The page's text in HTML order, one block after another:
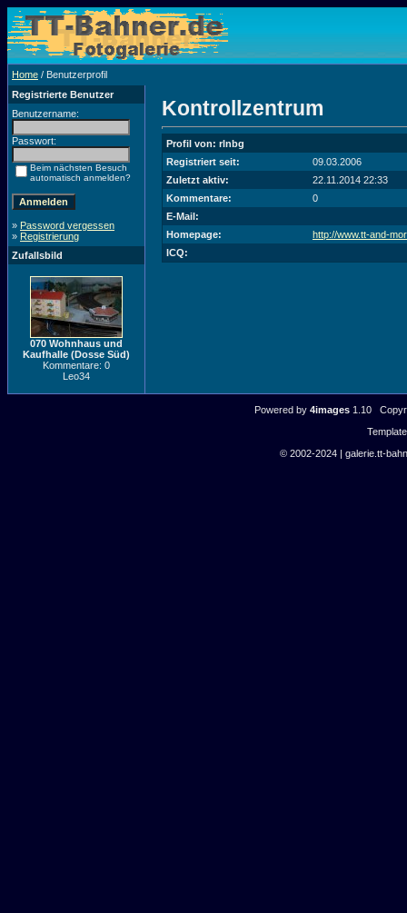
Home / Benutzerprofil
Registrierte Benutzer
Benutzername:
Passwort:
Beim nächsten Besuch
automatisch anmelden?
» Password vergessen
» Registrierung
Zufallsbild
070 Wohnhaus und
Kaufhalle (Dosse Süd)
Kommentare: 0
Leo34
Kontrollzentrum
Profil von: rlnbg
Registriert seit:
09.03.2006
Zuletzt aktiv:
22.11.2014 22:33
Kommentare:
0
E-Mail:
Homepage:
http://www.tt-and-
ICQ:
Powered by 4images1.10
© 2002-2024 | galerie.tt-